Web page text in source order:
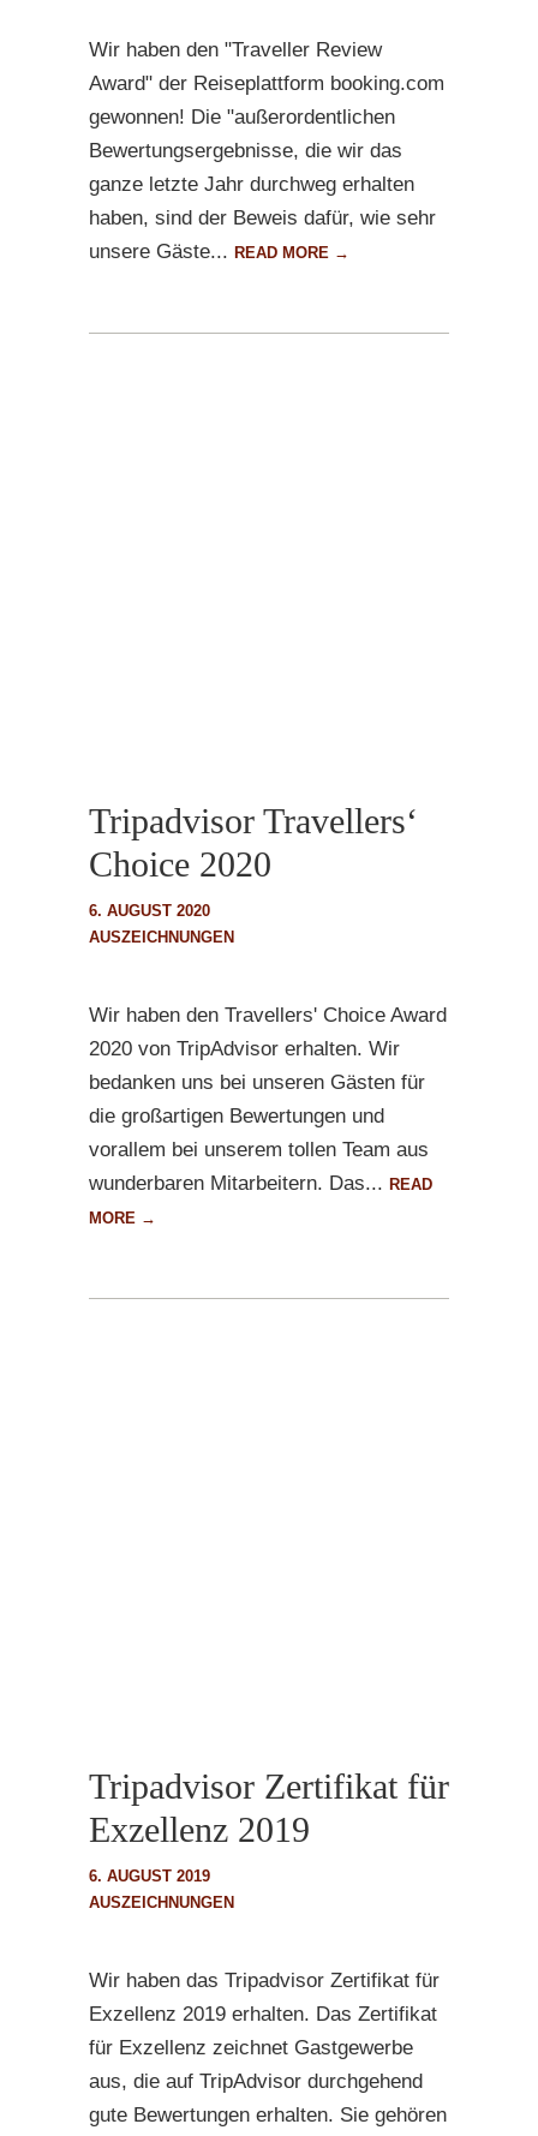
Wir haben den "Traveller Review
Award" der Reiseplattform booking.com
gewonnen! Die "außerordentlichen
Bewertungsergebnisse, die wir das
ganze letzte Jahr durchweg erhalten
haben, sind der Beweis dafür, wie sehr
unsere Gäste... READ MORE →
Tripadvisor Travellers‘
Choice 2020
6. AUGUST 2020
AUSZEICHNUNGEN
Wir haben den Travellers' Choice Award
2020 von TripAdvisor erhalten. Wir
bedanken uns bei unseren Gästen für
die großartigen Bewertungen und
vorallem bei unserem tollen Team aus
wunderbaren Mitarbeitern. Das... READ
MORE →
Tripadvisor Zertifikat für
Exzellenz 2019
6. AUGUST 2019
AUSZEICHNUNGEN
Wir haben das Tripadvisor Zertifikat für
Exzellenz 2019 erhalten. Das Zertifikat
für Exzellenz zeichnet Gastgewerbe
aus, die auf TripAdvisor durchgehend
gute Bewertungen erhalten. Sie gehören